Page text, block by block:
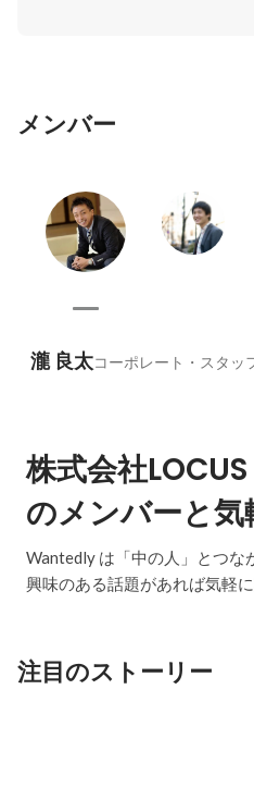
メンバー
瀧 良太コーポレート・スタッ
株式会社LOCUS
のメンバーと気
Wantedly は「中の人」とつな
興味のある話題があれば気軽に
注目のストーリー